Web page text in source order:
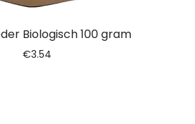
Biologisch 100 gram
€3.54